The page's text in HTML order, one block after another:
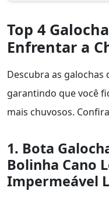
Top 4
Enfrentar a
Descubra as
garantindo que você
mais chuvosos.
1. Bota
Bolinha Cano
Impermeável